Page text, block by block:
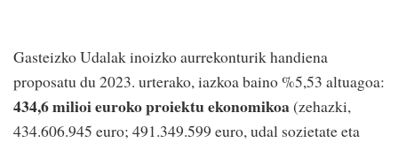
Gasteizko Udalak inoizko aurrekonturik handiena
proposatu du 2023. urterako, iazkoa baino %5,53 altuagoa:
434,6 milioi euroko proiektu ekonomikoa(zehazki,
434.606.945 euro; 491.349.599 euro, udal sozietate eta